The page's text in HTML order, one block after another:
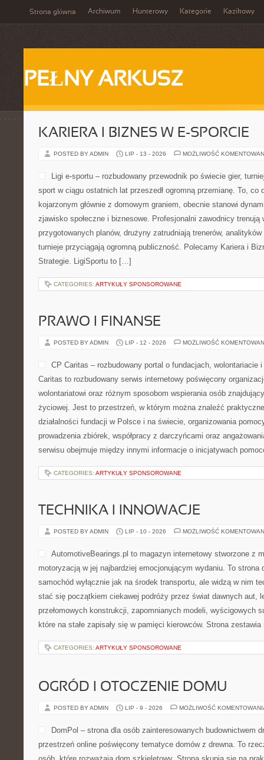
Strona główna Archiwum Hunterowy Kategorie Kazikowy
PEŁNY ARKUSZ
KARIERA I BIZNES W E-SPORCIE
POSTED BY ADMIN LIP - 13 - 2026 MOŻLIWOŚĆ
Ligi e-sportu – rozbudowany przewodnik po świecie gier,
sport w ciągu ostatnich lat przeszedł ogromną przemianę. To, co
kojarzonym głównie z domowym graniem, obecnie stanowi
zjawisko społeczne i biznesowe. Profesjonalni zawodnicy trenują
przygotowanych planów, drużyny zatrudniają trenerów,
turnieje przyciągają ogromną publiczność. Polecamy Kariera i
Strategie. LigiSportu to […]
CATEGORIES: ARTYKUŁY SPONSOROWANE
PRAWO I FINANSE
POSTED BY ADMIN LIP - 12 - 2026 MOŻLIWOŚĆ
CP Caritas – rozbudowany portal o fundacjach, wolontariacie
Caritas to rozbudowany serwis internetowy poświęcony
wolontariatowi oraz różnym sposobom wspierania osób
życiowej. Jest to przestrzeń, w którym można znaleźć
działalności fundacji w Polsce i na świecie, organizowania
prowadzenia zbiórek, współpracy z darczyńcami oraz
serwisu obejmuje między innymi informacje o inicjatywach
CATEGORIES: ARTYKUŁY SPONSOROWANE
TECHNIKA I INNOWACJE
POSTED BY ADMIN LIP - 10 - 2026 MOŻLIWOŚĆ
AutomotiveBearings.pl to magazyn internetowy stworzone z
motoryzacją w jej najbardziej emocjonującym wydaniu. To
samochód wyłącznie jak na środek transportu, ale widzą w nim
stać się początkiem ciekawej podróży przez świat dawnych aut,
przełomowych konstrukcji, zapomnianych modeli, wyścigowych
które na stałe zapisały się w pamięci kierowców. Strona
CATEGORIES: ARTYKUŁY SPONSOROWANE
OGRÓD I OTOCZENIE DOMU
POSTED BY ADMIN LIP - 9 - 2026 MOŻLIWOŚĆ
DomPol – strona dla osób zainteresowanych budownictwem
przestrzeń online poświęcony tematyce domów z drewna. To